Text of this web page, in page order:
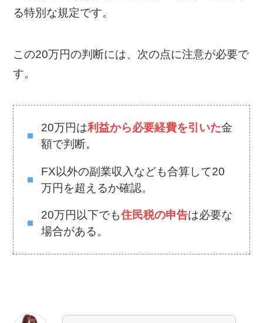
る特別な規定です。
この20万円の判断には、次の点に注意が必要で
す。
20万円は利益から必要経費を引いた金
額で判断。
FX以外の副業収入なども合算して20
万円を超えるか確認。
20万円以下でも住民税の申告は必要な
場合がある。